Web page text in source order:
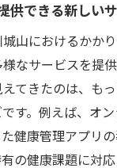
すべき役割の進化
創による地域医療
医療体制の構築に
ズに即応する薬局
早川城山のかかり
値患者満足度が語
価値を高める薬局
供できる新しい
山におけるかか
なサービスを提
てきたのは、も
す。例えば、オ
健康管理アプリ
の健康課題に対